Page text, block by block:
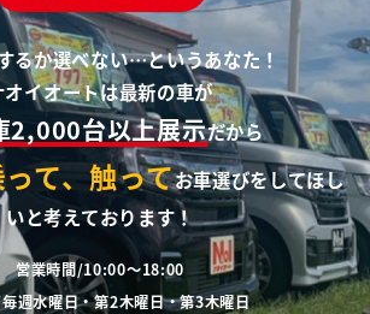
るか選べない…というあなた！
オイオートは最新の車が
2,000台以上展示だから
て、触ってお車選びをしてほし
いと考えております！
営業時間/10:00～18:00
週水曜日・第2木曜日・第3木曜日